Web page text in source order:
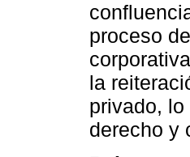
proceso
la
privado,
derecho y